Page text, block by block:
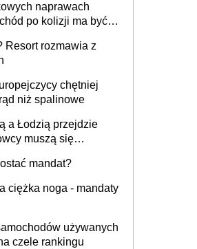
naprawach
po kolizji ma być
Resort rozmawia z
chętniej
niż spalinowe
a Łodzią przejdzie
muszą się
mandat?
ciężka noga - mandaty
używanych
czele rankingu